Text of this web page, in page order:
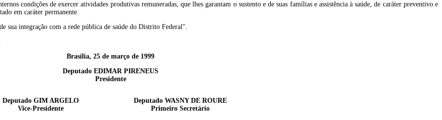
condições de exercer atividades produtivas remuneradas, que lhes garantam o sustento e de suas famílias e assistência à saúde, de caráter preventivo e
em caráter permanente.
sua integração com a rede pública de saúde do Distrito Federal".
Brasília, 25 de março de 1999
Deputado EDIMAR PIRENEUS
Presidente
Deputado GIM ARGELO
Vice-Presidente
Deputado WASNY DE ROURE
Primeiro Secretário